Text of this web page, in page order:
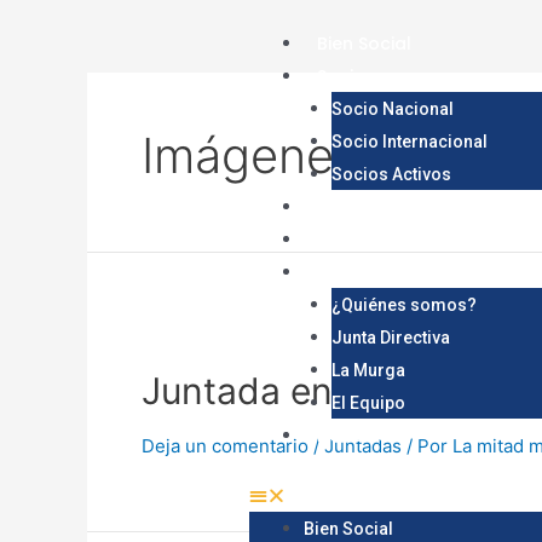
Socio Nacional
Socio Internacional
Socios Activos
¿Quiénes somos?
Junta Directiva
La Murga
El Equipo
Noticias
Bien Social
Imágenes
Juntada en Rancho
Deja un comentario / Juntadas / Por La mitad